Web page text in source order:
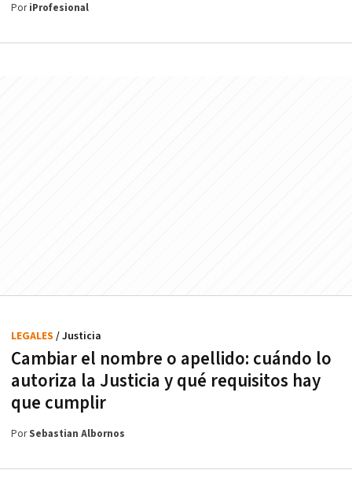
PoriProfesional
Cambiar el nombre o apellido: cuándo lo
autoriza la Justicia y qué requisitos hay
que cumplir
LEGALES / Justicia
PorSebastian Albornos